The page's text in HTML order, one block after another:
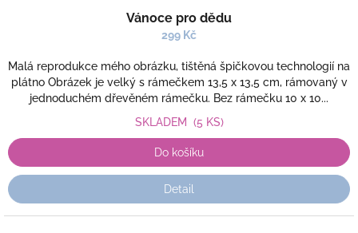
Vánoce pro dědu
299 Kč
Malá reprodukce mého obrázku, tištěná špičkovou technologií na
plátno Obrázek je velký s rámečkem 13,5 x 13,5 cm, rámovaný v
jednoduchém dřevěném rámečku. Bez rámečku 10 x 10...
SKLADEM (5 KS)
Do košíku
Detail